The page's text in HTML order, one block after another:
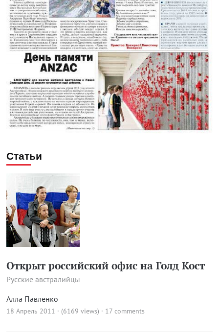
Статьи
Открыт российский офис на Голд Кост
Русские австралийцы
Алла Павленко
18 Апрель 2011 · (6169 views) · 17 comments